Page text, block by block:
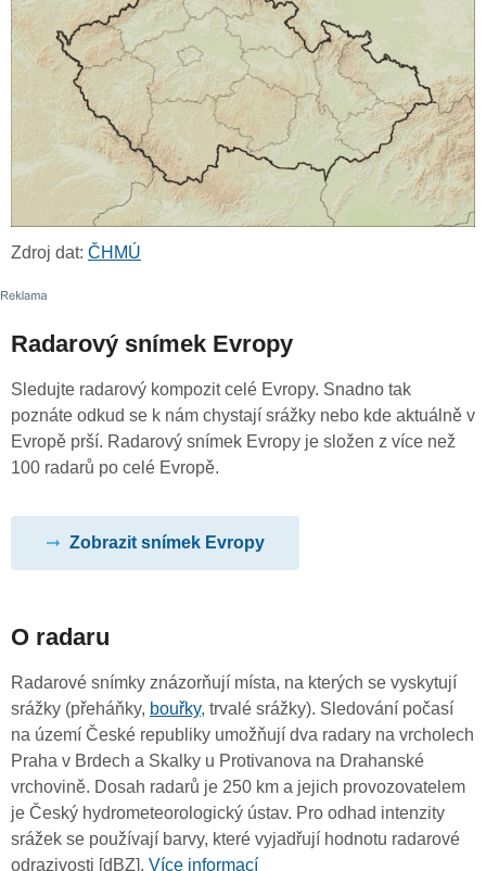
Zdroj dat: ČHMÚ
Radarový snímek Evropy
Sledujte radarový kompozit celé Evropy. Snadno tak
poznáte odkud se k nám chystají srážky nebo kde aktuálně v
Evropě prší. Radarový snímek Evropy je složen z více než
100 radarů po celé Evropě.
Zobrazit snímek Evropy
O radaru
Radarové snímky znázorňují místa, na kterých se vyskytují
srážky (přeháňky, bouřky, trvalé srážky). Sledování počasí
na území České republiky umožňují dva radary na vrcholech
Praha v Brdech a Skalky u Protivanova na Drahanské
vrchovině. Dosah radarů je 250 km a jejich provozovatelem
je Český hydrometeorologický ústav. Pro odhad intenzity
srážek se používají barvy, které vyjadřují hodnotu radarové
odrazivosti [dBZ]. Více informací